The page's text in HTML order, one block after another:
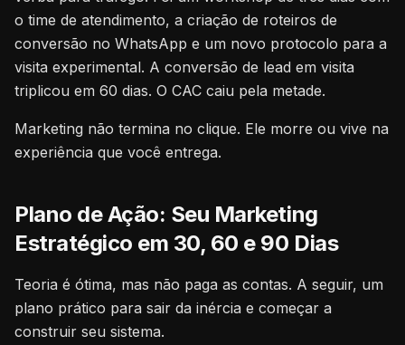
o time de atendimento, a criação de roteiros de
conversão no WhatsApp e um novo protocolo para a
visita experimental. A conversão de lead em visita
triplicou em 60 dias. O CAC caiu pela metade.
Marketing não termina no clique. Ele morre ou vive na
experiência que você entrega.
Plano de Ação: Seu Marketing
Estratégico em 30, 60 e 90 Dias
Teoria é ótima, mas não paga as contas. A seguir, um
plano prático para sair da inércia e começar a
construir seu sistema.